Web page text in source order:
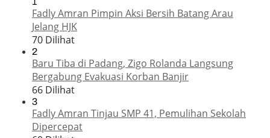
Fadly Amran Pimpin Aksi Bersih Batang Arau
Jelang HJK
70 Dilihat
2
Baru Tiba di Padang, Zigo Rolanda Langsung
Bergabung Evakuasi Korban Banjir
66 Dilihat
3
Fadly Amran Tinjau SMP 41, Pemulihan Sekolah
Dipercepat